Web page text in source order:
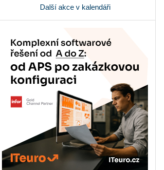
Další akce v kalendáři